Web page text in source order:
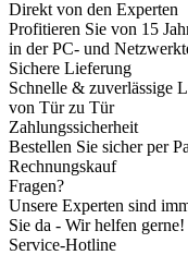
Direkt von den
Profitieren Sie von 15
in der PC- und
Sichere Lieferung
Schnelle &
von Tür
Zahlungssicherheit
Bestellen Sie sicher per
Unsere Experten
Sie da - Wir
Service-Hotline